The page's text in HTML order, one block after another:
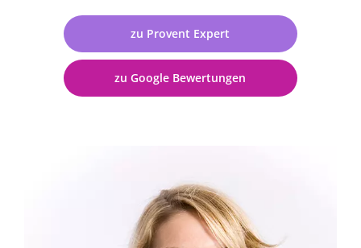
zu Provent Expert
zu Google Bewertungen